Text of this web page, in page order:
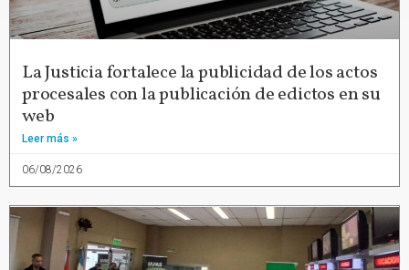
La Justicia fortalece la publicidad de los actos
procesales con la publicación de edictos en su
web
Leer más »
06/08/2026